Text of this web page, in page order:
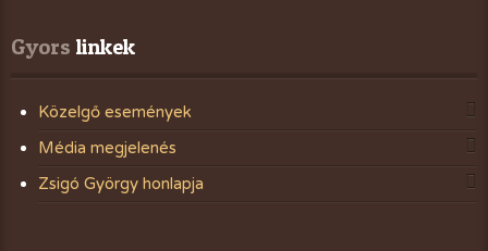
Gyors linkek
Közelgő események
Média megjelenés
Zsigó György honlapja